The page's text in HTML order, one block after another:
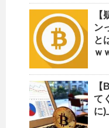
ン
と
ｗ
て
に)